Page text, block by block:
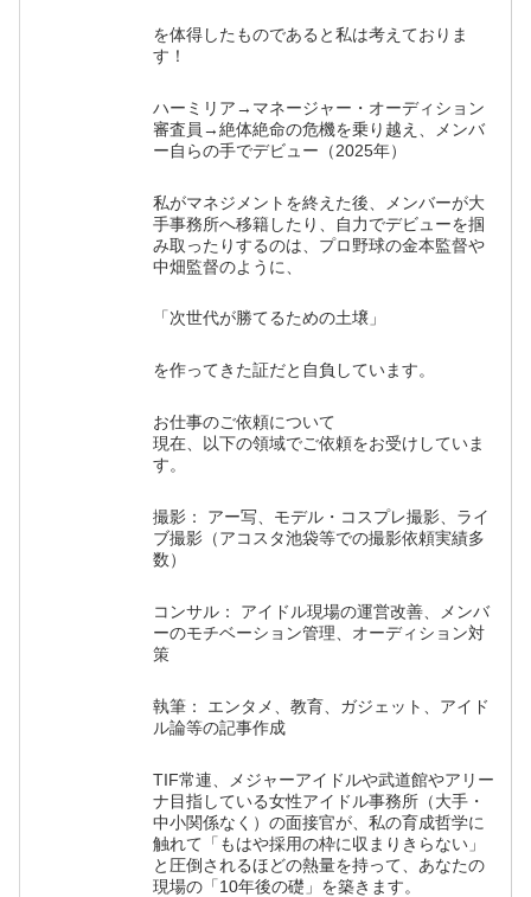
を体得したものであると私は考えておりま
す！
ハーミリア→マネージャー・オーディション
審査員→絶体絶命の危機を乗り越え、メンバ
ー自らの手でデビュー（2025年）
私がマネジメントを終えた後、メンバーが大
手事務所へ移籍したり、自力でデビューを掴
み取ったりするのは、プロ野球の金本監督や
中畑監督のように、
「次世代が勝てるための土壌」
を作ってきた証だと自負しています。
お仕事のご依頼について
現在、以下の領域でご依頼をお受けしていま
す。
撮影： アー写、モデル・コスプレ撮影、ライ
ブ撮影（アコスタ池袋等での撮影依頼実績多
数）
コンサル： アイドル現場の運営改善、メンバ
ーのモチベーション管理、オーディション対
策
執筆： エンタメ、教育、ガジェット、アイド
ル論等の記事作成
TIF常連、メジャーアイドルや武道館やアリー
ナ目指している女性アイドル事務所（大手・
中小関係なく）の面接官が、私の育成哲学に
触れて「もはや採用の枠に収まりきらない」
と圧倒されるほどの熱量を持って、あなたの
現場の「10年後の礎」を築きます。